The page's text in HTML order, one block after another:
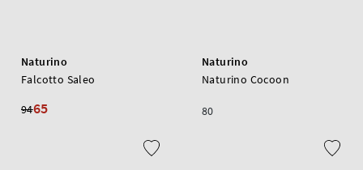
Naturino
Falcotto Saleo
9465
Naturino
Naturino Cocoon
80